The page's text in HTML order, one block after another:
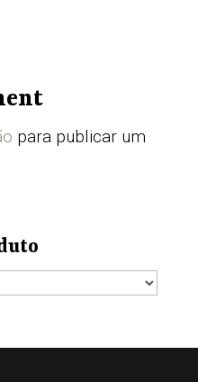
para publicar um